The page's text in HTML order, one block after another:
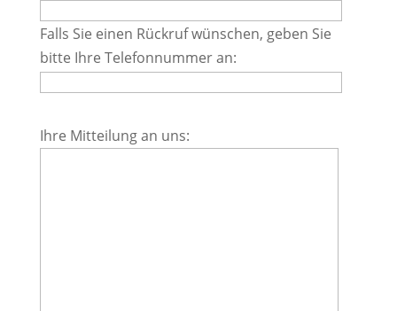
dieses
Feld
leer.
Falls Sie einen Rückruf wünschen, geben Sie
bitte Ihre Telefonnummer an:
lasse
Ihre Mitteilung an uns: